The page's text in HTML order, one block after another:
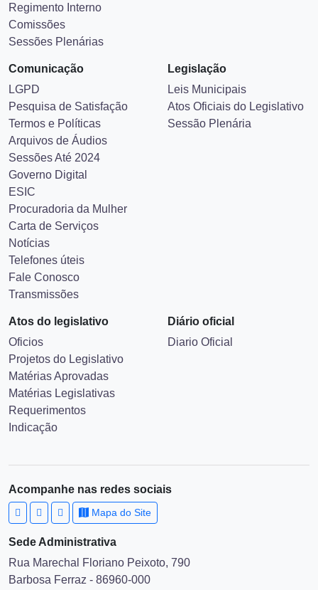
Regimento Interno
Comissões
Sessões Plenárias
Comunicação
LGPD
Pesquisa de Satisfação
Termos e Políticas
Arquivos de Áudios
Sessões Até 2024
Governo Digital
ESIC
Procuradoria da Mulher
Carta de Serviços
Notícias
Telefones úteis
Fale Conosco
Transmissões
Legislação
Leis Municipais
Atos Oficiais do Legislativo
Sessão Plenária
Atos do legislativo
Oficios
Projetos do Legislativo
Matérias Aprovadas
Matérias Legislativas
Requerimentos
Indicação
Diário oficial
Diario Oficial
Acompanhe nas redes sociais
Mapa do Site
Sede Administrativa
Rua Marechal Floriano Peixoto, 790
Barbosa Ferraz - 86960-000